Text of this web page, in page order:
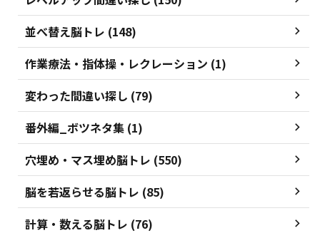
並べ替え脳トレ (148)
作業療法・指体操・レクレーション (1)
変わった間違い探し (79)
番外編_ボツネタ集 (1)
穴埋め・マス埋め脳トレ (550)
脳を若返らせる脳トレ (85)
計算・数える脳トレ (76)